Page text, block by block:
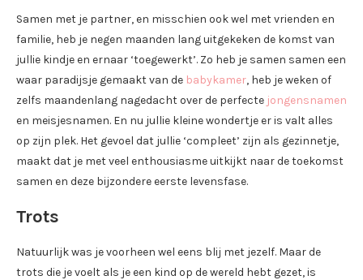
Samen met je partner, en misschien ook wel met vrienden en
familie, heb je negen maanden lang uitgekeken de komst van
jullie kindje en ernaar ‘toegewerkt’. Zo heb je samen samen een
waar paradijsje gemaakt van de babykamer, heb je weken of
zelfs maandenlang nagedacht over de perfecte jongensnamen
en meisjesnamen. En nu jullie kleine wondertje er is valt alles
op zijn plek. Het gevoel dat jullie ‘compleet’ zijn als gezinnetje,
maakt dat je met veel enthousiasme uitkijkt naar de toekomst
samen en deze bijzondere eerste levensfase.
Trots
Natuurlijk was je voorheen wel eens blij met jezelf. Maar de
trots die je voelt als je een kind op de wereld hebt gezet, is